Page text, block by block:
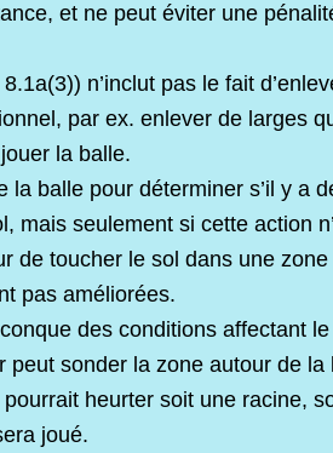
et ne peut éviter une
n’inclut pas le fait
par ex. enlever de larges
la balle.
balle pour déterminer s’il y a
mais seulement si cette action
de toucher le sol dans une
pas améliorées.
des conditions affectant
peut sonder la zone autour de
heurter soit une racine,
joué.